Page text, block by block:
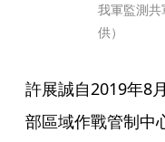
我軍監測
供）
許展誠自2019年8
部區域作戰管制中